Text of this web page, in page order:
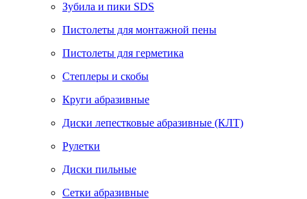
Зубила и пики SDS
Пистолеты для монтажной пены
Пистолеты для герметика
Степлеры и скобы
Круги абразивные
Диски лепестковые абразивные (КЛТ)
Рулетки
Диски пильные
Сетки абразивные